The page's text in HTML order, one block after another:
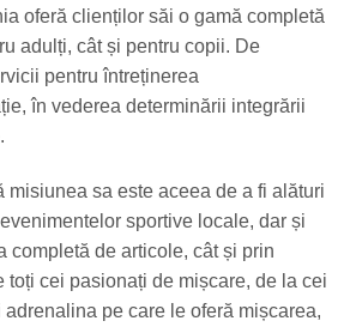
oferă clienților săi o gamă completă
adulți, cât și pentru copii. De
pentru întreținerea
în vederea determinării integrării
sa este aceea de a fi alături
sportive locale, dar și
completă de articole, cât și prin
cei pasionați de mișcare, de la cei
pe care le oferă mișcarea,